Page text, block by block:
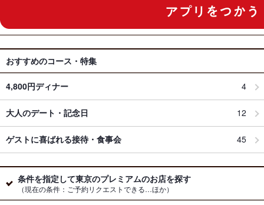
おすすめのコース・特集
4,800円ディナー 4
大人のデート・記念日 12
ゲストに喜ばれる接待・食事会 45
条件を指定して東京のプレミアムのお店を探す
（現在の条件：ご予約リクエストできる…ほか）